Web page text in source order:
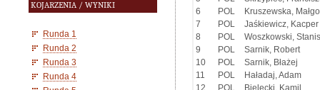
KOJARZENIA / WYNIKI
Runda 1
Runda 2
Runda 3
Runda 4